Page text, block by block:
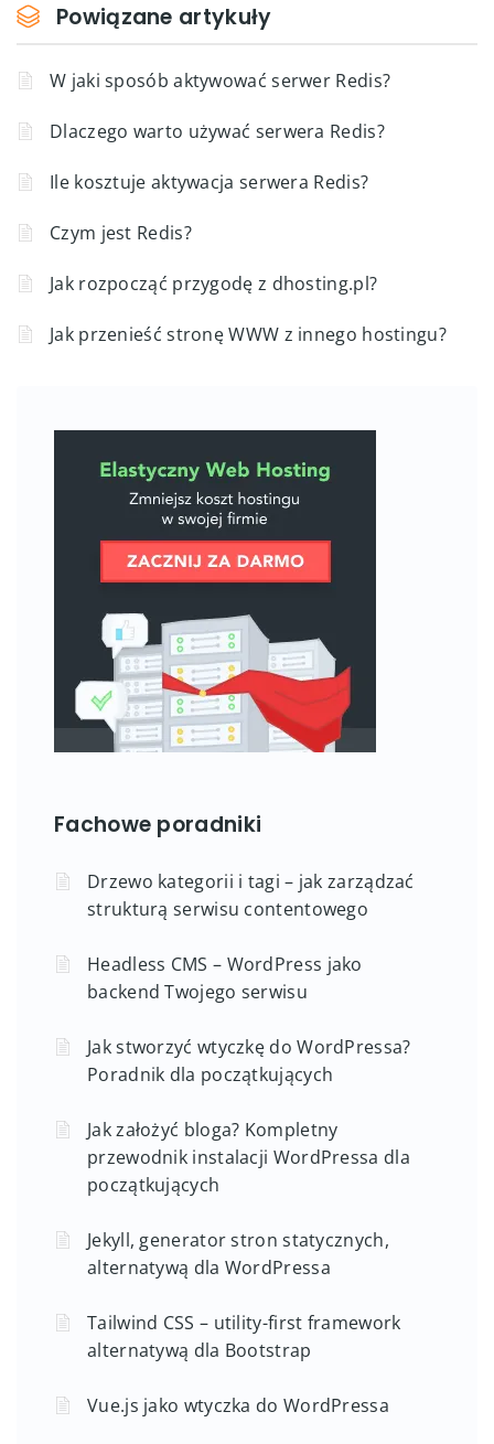
Powiązane artykuły
W jaki sposób aktywować serwer Redis?
Dlaczego warto używać serwera Redis?
Ile kosztuje aktywacja serwera Redis?
Czym jest Redis?
Jak rozpocząć przygodę z dhosting.pl?
Jak przenieść stronę WWW z innego hostingu?
Fachowe poradniki
Drzewo kategorii i tagi – jak zarządzać
strukturą serwisu contentowego
Headless CMS – WordPress jako
backend Twojego serwisu
Jak stworzyć wtyczkę do WordPressa?
Poradnik dla początkujących
Jak założyć bloga? Kompletny
przewodnik instalacji WordPressa dla
początkujących
Jekyll, generator stron statycznych,
alternatywą dla WordPressa
Tailwind CSS – utility-first framework
alternatywą dla Bootstrap
Vue.js jako wtyczka do WordPressa